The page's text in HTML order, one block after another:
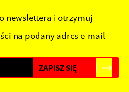
newslettera i otrzymuj
na podany adres e-mail